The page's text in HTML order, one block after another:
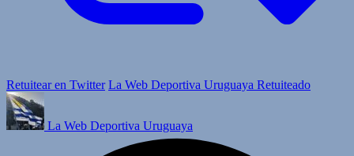
Retuitear en Twitter La Web Deportiva Uruguaya Retuiteado
La Web Deportiva Uruguaya